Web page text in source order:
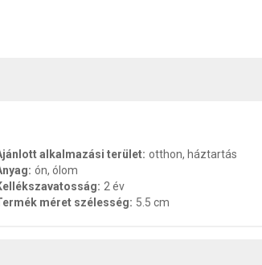
alkalmazási terület: otthon, háztartás
: ón, ólom
: 2 év
méret szélesség: 5.5 cm